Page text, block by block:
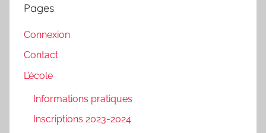
Pages
Connexion
Contact
L’école
Informations pratiques
Inscriptions 2023-2024